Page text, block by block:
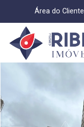
Área do Cliente